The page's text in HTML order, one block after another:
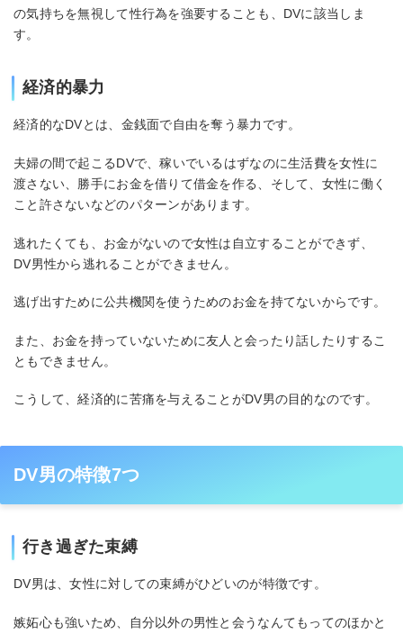
の気持ちを無視して性行為を強要することも、DVに該当しま
す。
経済的暴力
経済的なDVとは、金銭面で自由を奪う暴力です。
夫婦の間で起こるDVで、稼いでいるはずなのに生活費を女性に
渡さない、勝手にお金を借りて借金を作る、そして、女性に働く
こと許さないなどのパターンがあります。
逃れたくても、お金がないので女性は自立することができず、
DV男性から逃れることができません。
逃げ出すために公共機関を使うためのお金を持てないからです。
また、お金を持っていないために友人と会ったり話したりするこ
ともできません。
こうして、経済的に苦痛を与えることがDV男の目的なのです。
DV男の特徴7つ
行き過ぎた束縛
DV男は、女性に対しての束縛がひどいのが特徴です。
嫉妬心も強いため、自分以外の男性と会うなんてもってのほかと